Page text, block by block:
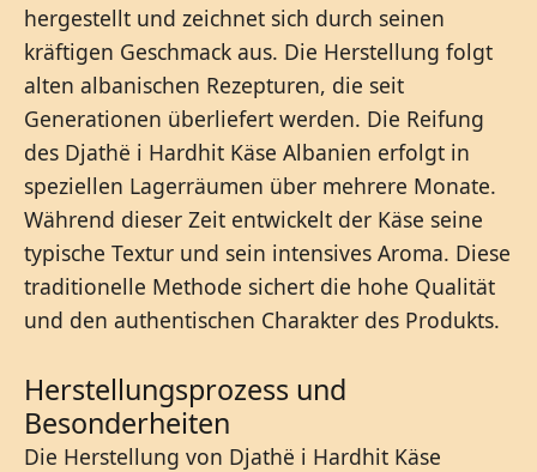
hergestellt und zeichnet sich durch seinen
kräftigen Geschmack aus. Die Herstellung folgt
alten albanischen Rezepturen, die seit
Generationen überliefert werden. Die Reifung
des Djathë i Hardhit Käse Albanien erfolgt in
speziellen Lagerräumen über mehrere Monate.
Während dieser Zeit entwickelt der Käse seine
typische Textur und sein intensives Aroma. Diese
traditionelle Methode sichert die hohe Qualität
und den authentischen Charakter des Produkts.
Herstellungsprozess und
Besonderheiten
Die Herstellung von Djathë i Hardhit Käse